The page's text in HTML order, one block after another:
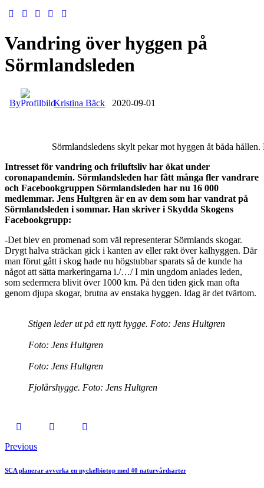
Vandring över hyggen på
Sörmlandsleden
By Kristina Bäck 2020-09-01
Sörmlandsledens skylt pekar mot hyggen åt båda
Intresset för vandring och friluftsliv har ökat under
coronapandemin. Sörmlandsleden har fått många fler vandrare
och Facebookgruppen Sörmlandsleden har nu 16 000
medlemmar. Jens Hultgren är en av dem som har vandrat på
Sörmlandsleden i sommar. Han skriver i Skydda Skogens
Facebookgrupp:
-Det blev en promenad som väl representerar Sörmlands skogar.
Drygt halva sträckan gick i kanten av eller rakt över kalhyggen. Där
man förut gått i skog hade nu högstubbar sparats så de kunde ha
något att sätta markeringarna i./…/ I min ungdom anlades leden,
som sedermera blivit över 1000 km. På den tiden gick man ofta
genom djupa skogar, brutna av enstaka hyggen. Idag är det tvärtom.
Stigen leder ut på ett nytt hygge. Foto: Jens Hultgren
Foto: Jens Hultgren
Foto: Jens Hultgren
Fjolårshygge. Foto: Jens Hultgren
Previous
SCA planerar avverka en nyckelbiotop med 40 naturvårdsarter